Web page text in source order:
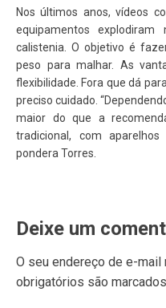
Nos últimos anos, vídeos
equipamentos
calistenia. O objetivo é
peso para malhar. As
flexibilidade. Fora que dá
preciso cuidado.
maior do que a
tradicional, com
pondera Torres.
Deixe um
O seu endereço de e-mail
obrigatórios são